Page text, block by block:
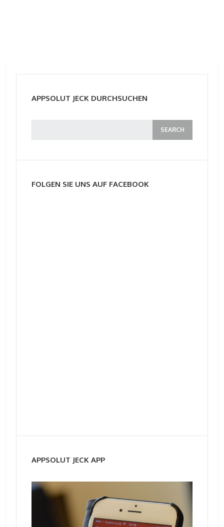
APPSOLUT JECK DURCHSUCHEN
FOLGEN SIE UNS AUF FACEBOOK
APPSOLUT JECK APP